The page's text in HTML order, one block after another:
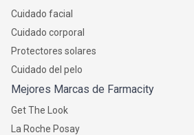
Cuidado facial
Cuidado corporal
Protectores solares
Cuidado del pelo
Mejores Marcas de Farmacity
Get The Look
La Roche Posay